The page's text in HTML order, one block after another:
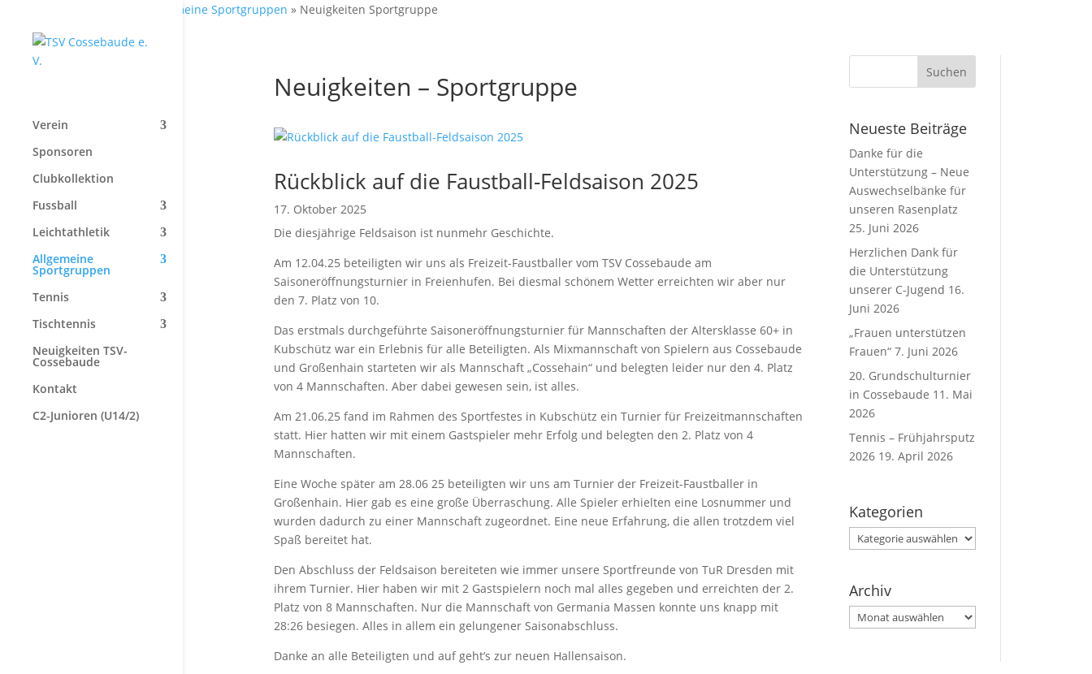
Allgemeine Sportgruppen » Neuigkeiten Sportgruppe
Verein
Sponsoren
Clubkollektion
Fussball
Leichtathletik
Allgemeine
Sportgruppen
Tennis
Tischtennis
Neuigkeiten TSV-
Cossebaude
Kontakt
C2-Junioren (U14/2)
Neuigkeiten – Sportgruppe
Rückblick auf die Faustball-Feldsaison 2025
17. Oktober 2025
Die diesjährige Feldsaison ist nunmehr Geschichte.
Am 12.04.25 beteiligten wir uns als Freizeit-Faustballer vom TSV Cossebaude am
Saisoneröffnungsturnier in Freienhufen. Bei diesmal schönem Wetter erreichten wir aber nur
den 7. Platz von 10.
Das erstmals durchgeführte Saisoneröffnungsturnier für Mannschaften der Altersklasse 60+ in
Kubschütz war ein Erlebnis für alle Beteiligten. Als Mixmannschaft von Spielern aus Cossebaude
und Großenhain starteten wir als Mannschaft „Cossehain“ und belegten leider nur den 4. Platz
von 4 Mannschaften. Aber dabei gewesen sein, ist alles.
Am 21.06.25 fand im Rahmen des Sportfestes in Kubschütz ein Turnier für Freizeitmannschaften
statt. Hier hatten wir mit einem Gastspieler mehr Erfolg und belegten den 2. Platz von 4
Mannschaften.
Eine Woche später am 28.06 25 beteiligten wir uns am Turnier der Freizeit-Faustballer in
Großenhain. Hier gab es eine große Überraschung. Alle Spieler erhielten eine Losnummer und
wurden dadurch zu einer Mannschaft zugeordnet. Eine neue Erfahrung, die allen trotzdem viel
Spaß bereitet hat.
Den Abschluss der Feldsaison bereiteten wie immer unsere Sportfreunde von TuR Dresden mit
ihrem Turnier. Hier haben wir mit 2 Gastspielern noch mal alles gegeben und erreichten der 2.
Platz von 8 Mannschaften. Nur die Mannschaft von Germania Massen konnte uns knapp mit
28:26 besiegen. Alles in allem ein gelungener Saisonabschluss.
Danke an alle Beteiligten und auf geht’s zur neuen Hallensaison.
Neueste Beiträge
Danke für die
Unterstützung – Neue
Auswechselbänke für
unseren Rasenplatz
25. Juni 2026
Herzlichen Dank für
die Unterstützung
unserer C-Jugend 16.
Juni 2026
„Frauen unterstützen
Frauen“ 7. Juni 2026
20. Grundschulturnier
in Cossebaude 11. Mai
2026
Tennis – Frühjahrsputz
2026 19. April 2026
Kategorien
Kategorien
Archiv
Archiv